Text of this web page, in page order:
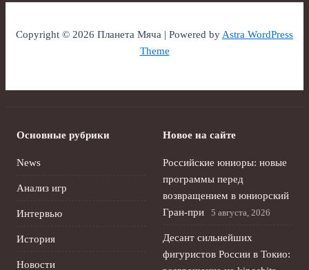
Copyright © 2026 Планета Мяча | Powered byAstra WordPress
Theme
Основные рубрики
News
Анализ игр
Интервью
История
Новости
Новое на сайте
Российские юниоры: новые
программы перед
возвращением в юниорский
Гран-при
5 августа, 2026
Десант сильнейших
фигуристов России в Токио: